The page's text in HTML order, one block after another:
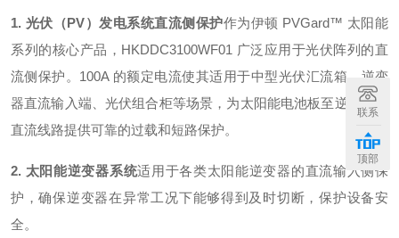
1. 光伏（PV）发电系统直流侧保护作为伊顿 PVGard™ 太阳能
系列的核心产品，HKDDC3100WF01 广泛应用于光伏阵列的直
流侧保护。100A 的额定电流使其适用于中型光伏汇流箱、逆变
器直流输入端、光伏组合柜等场景，为太阳能电池板至逆变器的
直流线路提供可靠的过载和短路保护。
2. 太阳能逆变器系统适用于各类太阳能逆变器的直流输入侧保
护，确保逆变器在异常工况下能够得到及时切断，保护设备安
全。
联系
顶部